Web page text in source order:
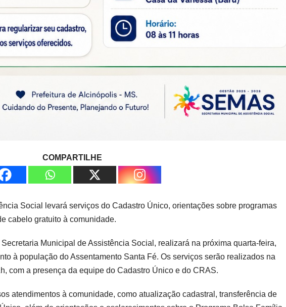
COMPARTILHE
Social levará serviços do Cadastro Único, orientações sobre programas
cabelo gratuito à comunidade.
Municipal de Assistência Social, realizará na próxima quarta-feira,
à população do Assentamento Santa Fé. Os serviços serão realizados na
com a presença da equipe do Cadastro Único e do CRAS.
atendimentos à comunidade, como atualização cadastral, transferência de